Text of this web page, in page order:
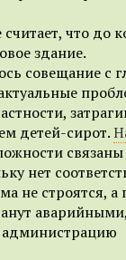
что до
здание.
совещание с
детей-сирот.
связаны
нет
не строятся, а
администрацию